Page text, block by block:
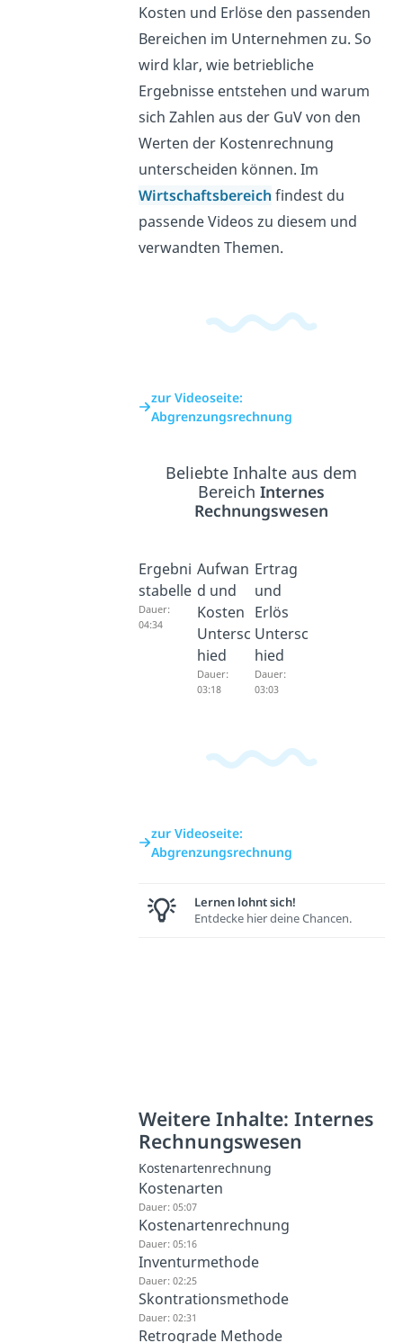
Kosten und Erlöse den passenden
Bereichen im Unternehmen zu. So
wird klar, wie betriebliche
Ergebnisse entstehen und warum
sich Zahlen aus der GuV von den
Werten der Kostenrechnung
unterscheiden können. Im
Wirtschaftsbereich findest du
passende Videos zu diesem und
verwandten Themen.
zur Videoseite:
Abgrenzungsrechnung
Beliebte Inhalte aus dem
BereichInternes
Rechnungswesen
Ergebni
stabelle
Dauer:
04:34
Aufwan
d und
Kosten
Untersc
hied
Dauer:
03:18
Ertrag
und
Erlös
Untersc
hied
Dauer:
03:03
zur Videoseite:
Abgrenzungsrechnung
Lernen lohnt sich!
Entdecke hier deine Chancen.
Weitere Inhalte: Internes
Rechnungswesen
Kostenartenrechnung
Kostenarten
Dauer: 05:07
Kostenartenrechnung
Dauer: 05:16
Inventurmethode
Dauer: 02:25
Skontrationsmethode
Dauer: 02:31
Retrograde Methode